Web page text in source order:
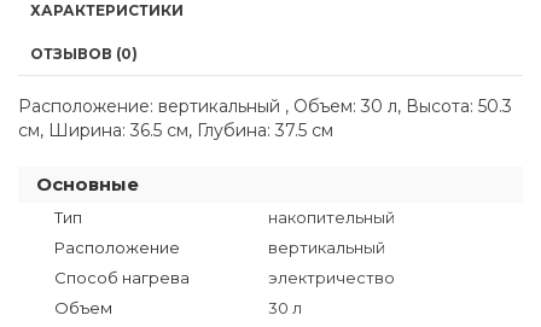
ХАРАКТЕРИСТИКИ
ОТЗЫВОВ (0)
Расположение: вертикальный , Объем: 30 л, Высота: 50.3
см, Ширина: 36.5 см, Глубина: 37.5 см
Основные
Тип
накопительный
Расположение
вертикальный
Способ нагрева
электричество
Объем
30 л